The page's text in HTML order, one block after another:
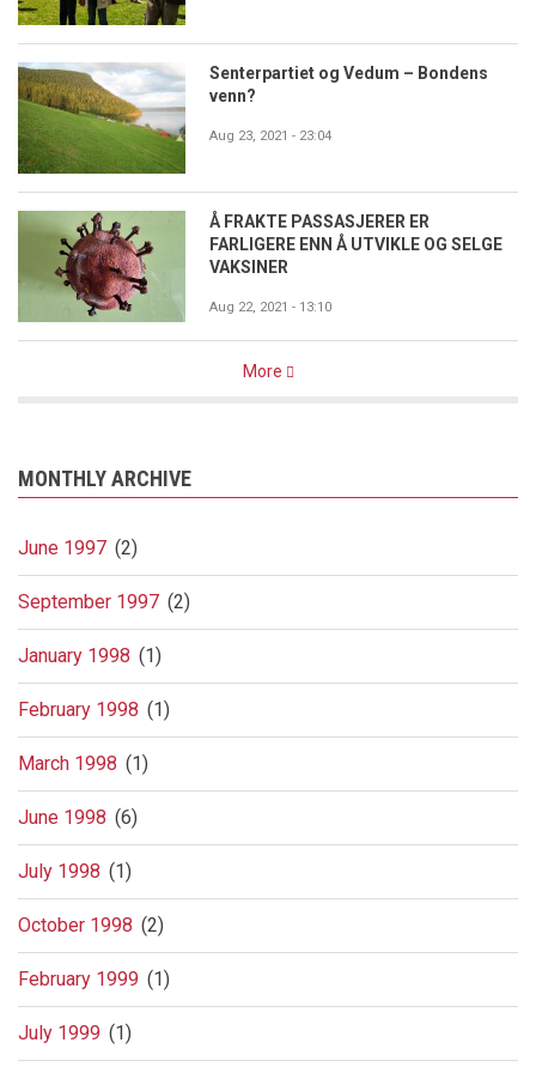
Senterpartiet og Vedum – Bondens
venn?
Aug 23, 2021 - 23:04
Å FRAKTE PASSASJERER ER
FARLIGERE ENN Å UTVIKLE OG SELGE
VAKSINER
Aug 22, 2021 - 13:10
More
MONTHLY ARCHIVE
June 1997 (2)
September 1997 (2)
January 1998 (1)
February 1998 (1)
March 1998 (1)
June 1998 (6)
July 1998 (1)
October 1998 (2)
February 1999 (1)
July 1999 (1)